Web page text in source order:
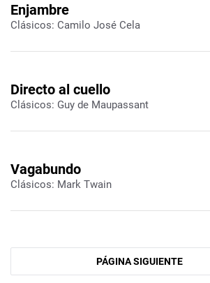
Enjambre
Clásicos: Camilo José Cela
Directo al cuello
Clásicos: Guy de Maupassant
Vagabundo
Clásicos: Mark Twain
PÁGINA SIGUIENTE